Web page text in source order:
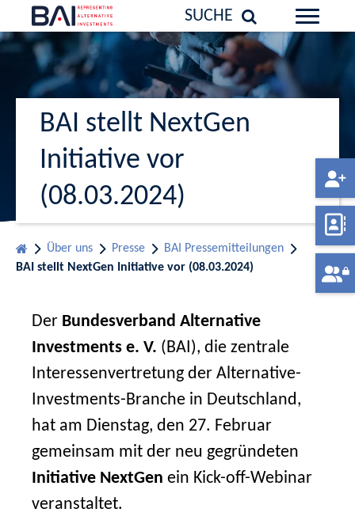
SUCHE
BAI stellt NextGen
Initiative vor
(08.03.2024)
Über uns Presse
BAI Pressemitteilungen
BAI stellt NextGen Initiative vor (08.03.2024)
Der Bundesverband Alternative
Investments e. V. (BAI), die zentrale
Interessenvertretung der Alternative-
Investments-Branche in Deutschland,
hat am Dienstag, den 27. Februar
gemeinsam mit der neu gegründeten
Initiative NextGen ein Kick-off-Webinar
veranstaltet.